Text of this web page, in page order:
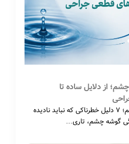
از دلایل ساده تا
اشک ریزش مدام چشم؛ ۷ دلیل خطرناکی که نباید نادیده
گوشه چشم، تاری…